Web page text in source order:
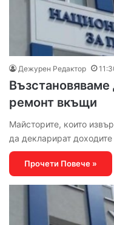
Дежурен Редактор
ремонт вкъщи
Майсторите, които
да декларират
Прочети Повече »